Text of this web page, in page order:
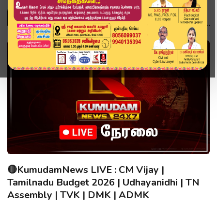
SHANMUGAM
🔴KumudamNews LIVE : CM Vijay |
Tamilnadu Budget 2026 | Udhayanidhi | TN
Assembly | TVK | DMK | ADMK